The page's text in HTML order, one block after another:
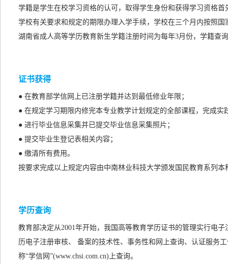
学籍是学生在校学习资格的认可，取得学生身份和获得学习资格
学校有关要求和规定的期限办理入学手续，学校在三个月内按照
湖南省成人高等学历教育新生学籍注册时间为每年3月份，学籍查
证书获得
● 在教育部学信网上已注册学籍并达到最低修业年限；
● 在规定学习期限内修完本专业教学计划规定的全部课程，完成
● 进行毕业信息采集并已提交毕业信息采集照片；
● 提交毕业生登记表相关内容；
● 缴清所有费用。
按要求完成以上规定内容由中南林业科技大学颁发国民教育系列
学历查询
教育部决定从2001年开始，我国高等教育学历证书的管理实行电
历电子注册审核、 备案的技术性、事务性和网上查询、认证服务
称“学信网”(www.chsi.com.cn)上查询。